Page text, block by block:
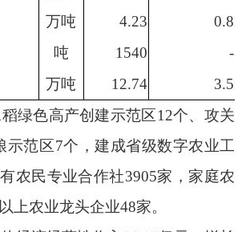
万吨 4.23
0.8
吨 1540
-
万吨 12.74
3.5
绿色高产创建示范区 12个、攻关
示范区 7个 ，建成省级数字农业工
农民专业合作社3905家，家庭农
上农业龙头企业48家。